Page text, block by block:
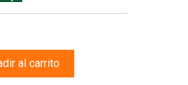
al carrito